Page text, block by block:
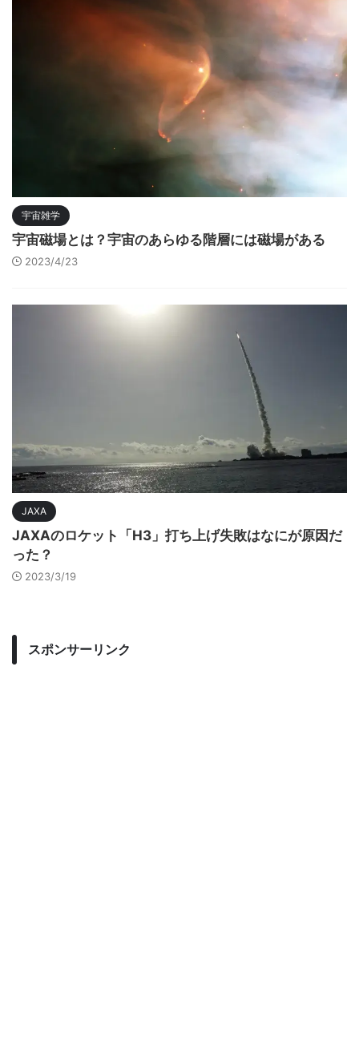
宇宙雑学
宇宙磁場とは？宇宙のあらゆる階層には磁場がある
2023/4/23
JAXA
JAXAのロケット「H3」打ち上げ失敗はなにが原因だ
った？
2023/3/19
スポンサーリンク